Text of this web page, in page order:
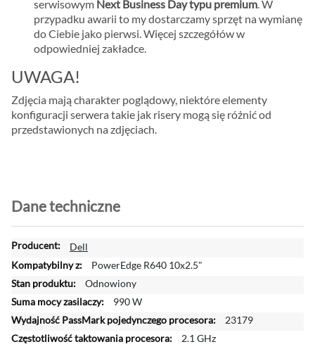
serwisowym Next Business Day typu premium. W
przypadku awarii to my dostarczamy sprzęt na wymianę
do Ciebie jako pierwsi. Więcej szczegółów w
odpowiedniej zakładce.
UWAGA!
Zdjęcia mają charakter poglądowy, niektóre elementy
konfiguracji serwera takie jak risery mogą się różnić od
przedstawionych na zdjęciach.
Dane techniczne
W
i
c
e
j
i
Dell
PowerEdge R640 10x2.5"
Odnowiony
990 W
23179
2.1 GHz